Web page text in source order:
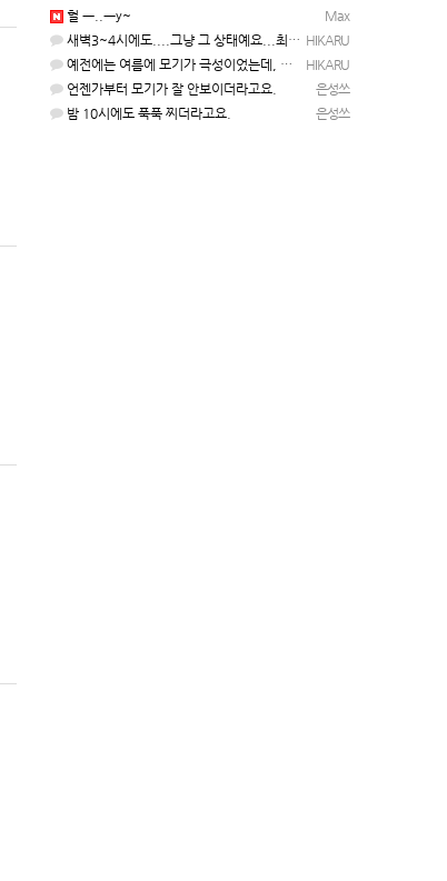
Max
헐 ㅡ..ㅡy~
HIKARU
새벽3~4시에도....그냥 그 상태예요...최근 1주일은....
HIKARU
예전에는 여름에 모기가 극성이었는데, 여름에는 안나오는 것 같은.....ㅎ ㅎ)
은성쓰
언젠가부터 모기가 잘 안보이더라고요.
은성쓰
밤 10시에도 푹푹 찌더라고요.